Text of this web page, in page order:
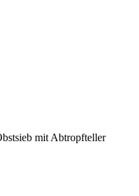
mit Abtropfteller